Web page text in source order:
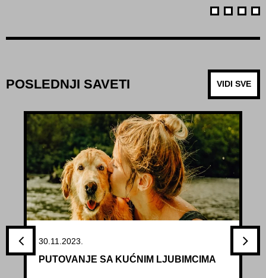
POSLEDNJI SAVETI VIDI SVE
30.11.2023.
PUTOVANJE SA KUĆNIM LJUBIMCIMA